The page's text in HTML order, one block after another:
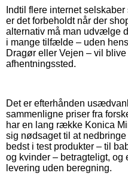
Indtil flere internet
er det forbeholdt når der
alternativ må man udvælge
i mange tilfælde – uden
Dragør eller Vejen – vil
afhentningssted.
Det er efterhånden
sammenligne priser fra
har en lang række Konica
sig nødsaget til at
bedst i test produkter – til
og kvinder – betragteligt, og
levering uden beregning.